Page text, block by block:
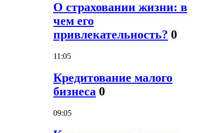
О страховании жизни: в
чем его
привлекательность? 0
11:05
Кредитование малого
бизнеса 0
09:05